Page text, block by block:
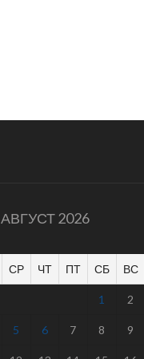
АВГУСТ 2026
СР ЧТ ПТ СБ ВС
1 2
5 6 7 8 9